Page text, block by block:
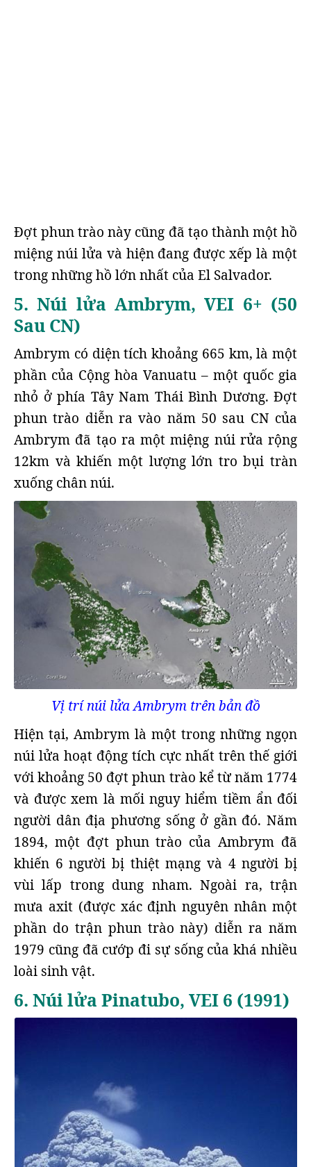
Đợt phun trào này cũng đã tạo thành một hồ
miệng núi lửa và hiện đang được xếp là một
trong những hồ lớn nhất của El Salvador.
5. Núi lửa Ambrym, VEI 6+ (50
Sau CN)
Ambrym có diện tích khoảng 665 km, là một
phần của Cộng hòa Vanuatu – một quốc gia
nhỏ ở phía Tây Nam Thái Bình Dương. Đợt
phun trào diễn ra vào năm 50 sau CN của
Ambrym đã tạo ra một miệng núi rửa rộng
12km và khiến một lượng lớn tro bụi tràn
xuống chân núi.
Vị trí núi lửa Ambrym trên bản đồ
Hiện tại, Ambrym là một trong những ngọn
núi lửa hoạt động tích cực nhất trên thế giới
với khoảng 50 đợt phun trào kể từ năm 1774
và được xem là mối nguy hiểm tiềm ẩn đối
người dân địa phương sống ở gần đó. Năm
1894, một đợt phun trào của Ambrym đã
khiến 6 người bị thiệt mạng và 4 người bị
vùi lấp trong dung nham. Ngoài ra, trận
mưa axit (được xác định nguyên nhân một
phần do trận phun trào này) diễn ra năm
1979 cũng đã cướp đi sự sống của khá nhiều
loài sinh vật.
6. Núi lửa Pinatubo, VEI 6 (1991)